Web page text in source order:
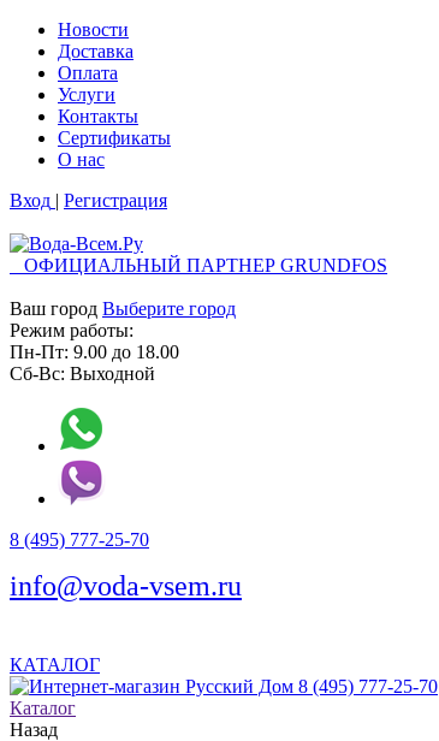
Новости
Доставка
Оплата
Услуги
Контакты
Cертификаты
О нас
Вход | Регистрация
ОФИЦИАЛЬНЫЙ ПАРТНЕР GRUNDFOS
Ваш город Выберите город
Режим работы:
Пн-Пт: 9.00 до 18.00
Сб-Вс: Выходной
8 (495) 777-25-70
info@voda-vsem.ru
КАТАЛОГ
8 (495) 777-25-70
Каталог
Назад